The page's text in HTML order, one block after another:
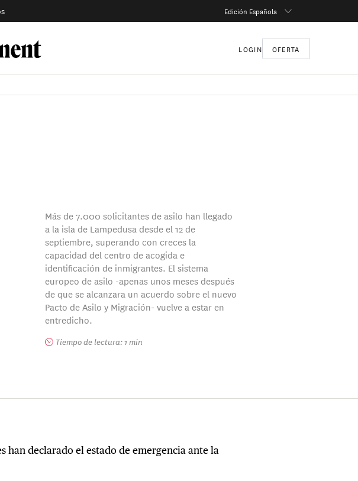
Edición Española
LOGIN OFERTA
Más de 7.000 solicitantes de asilo han llegado
a la isla de Lampedusa desde el 12 de
septiembre, superando con creces la
capacidad del centro de acogida e
identificación de inmigrantes. El sistema
europeo de asilo -apenas unos meses después
de que se alcanzara un acuerdo sobre el nuevo
Pacto de Asilo y Migración- vuelve a estar en
entredicho.
Tiempo de lectura: 1 min
han declarado el estado de emergencia ante la